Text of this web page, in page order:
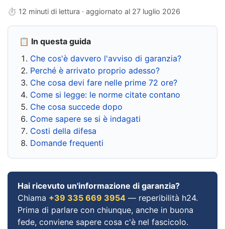
⏱ 12 minuti di lettura · aggiornato al 27 luglio 2026
📋 In questa guida
Che cos'è davvero l'avviso di garanzia?
Perché è arrivato proprio adesso?
Che cosa devi fare nelle prime 72 ore?
Come si legge: le norme citate contano
Che cosa succede dopo
Come sapere se si è indagati
Costi della difesa
Domande frequenti
Hai ricevuto un'informazione di garanzia?
Chiama +39 335 669 3954 — reperibilità h24.
Prima di parlare con chiunque, anche in buona
fede, conviene sapere cosa c'è nel fascicolo.